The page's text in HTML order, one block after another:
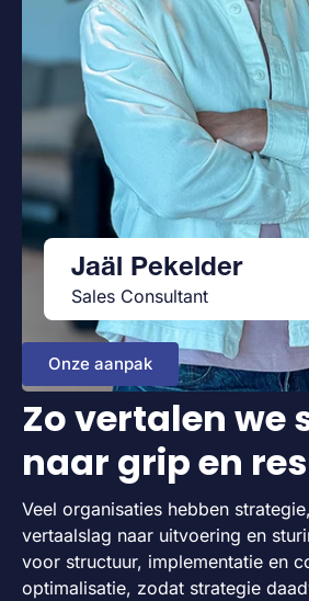
Jaäl Pekelder
Sales Consultant
Onze aanpak
Zo vertalen we
naar grip en
Veel organisaties hebben
vertaalslag naar uitvoering en
voor structuur, implementatie en
optimalisatie, zodat strategie